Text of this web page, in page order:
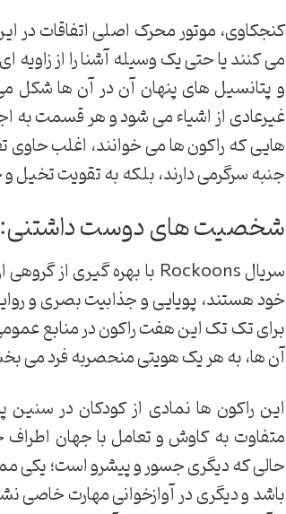
کنجکاوی، موتور محرک اصلی اتفاقات در
می کنند یا حتی یک وسیله آشنا را از
و پتانسیل های پنهان آن در آن ها شکل
غیرعادی از اشیاء می شود و هر قسمت به
هایی که راکون ها می خوانند، اغلب حاوی
جنبه سرگرمی دارند، بلکه به تقویت
شخصیت های دوست داشتنی:
سریالRockoons با بهره گیری از
خود هستند، پویایی و جذابیت بصری و
برای تک تک این هفت راکون در منابع
آن ها، به هر یک هویتی منحصربه فرد می
این راکون ها نمادی از کودکان در
متفاوت به کاوش و تعامل با جهان
حالی که دیگری جسور و پیشرو است؛ یکی
باشد و دیگری در آوازخوانی مهارت